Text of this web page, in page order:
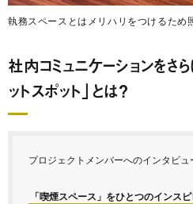
執務スペースとはメリハリをつけるため
社内コミュニケーションをさ
ットスポット」とは？
プロジェクトメンバーへのインタビュ
「喫煙スペース」をひとつのインス